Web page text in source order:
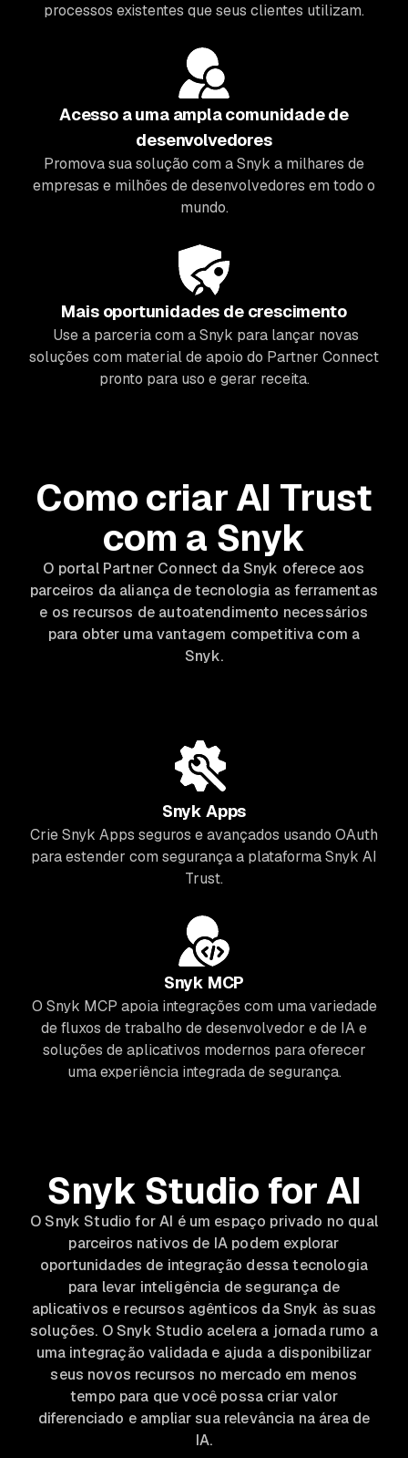
processos existentes que seus clientes utilizam.
Acesso a uma ampla comunidade de
desenvolvedores
Promova sua solução com a Snyk a milhares de
empresas e milhões de desenvolvedores em todo o
mundo.
Mais oportunidades de crescimento
Use a parceria com a Snyk para lançar novas
soluções com material de apoio do Partner Connect
pronto para uso e gerar receita.
Como criar AI Trust
com a Snyk
O portal Partner Connect da Snyk oferece aos
parceiros da aliança de tecnologia as ferramentas
e os recursos de autoatendimento necessários
para obter uma vantagem competitiva com a
Snyk.
Snyk Apps
Crie Snyk Apps seguros e avançados usando OAuth
para estender com segurança a plataforma Snyk AI
Trust.
Snyk MCP
O Snyk MCP apoia integrações com uma variedade
de fluxos de trabalho de desenvolvedor e de IA e
soluções de aplicativos modernos para oferecer
uma experiência integrada de segurança.
Snyk Studio for AI
O Snyk Studio for AI é um espaço privado no qual
parceiros nativos de IA podem explorar
oportunidades de integração dessa tecnologia
para levar inteligência de segurança de
aplicativos e recursos agênticos da Snyk às suas
soluções. O Snyk Studio acelera a jornada rumo a
uma integração validada e ajuda a disponibilizar
seus novos recursos no mercado em menos
tempo para que você possa criar valor
diferenciado e ampliar sua relevância na área de
IA.